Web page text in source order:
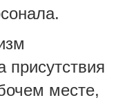
присутствия
месте,